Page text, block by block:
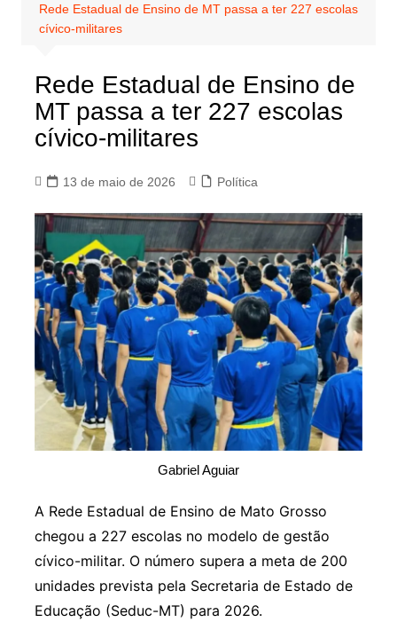
Rede Estadual de Ensino de MT passa a ter 227 escolas
cívico-militares
Rede Estadual de Ensino de
MT passa a ter 227 escolas
cívico-militares
13 de maio de 2026 Política
Gabriel Aguiar
A Rede Estadual de Ensino de Mato Grosso
chegou a 227 escolas no modelo de gestão
cívico-militar. O número supera a meta de 200
unidades prevista pela Secretaria de Estado de
Educação (Seduc-MT) para 2026.